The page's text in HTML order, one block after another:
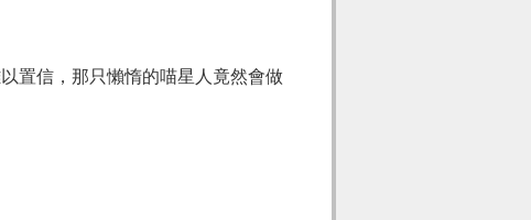
置信，那只懶惰的喵星人竟然會做